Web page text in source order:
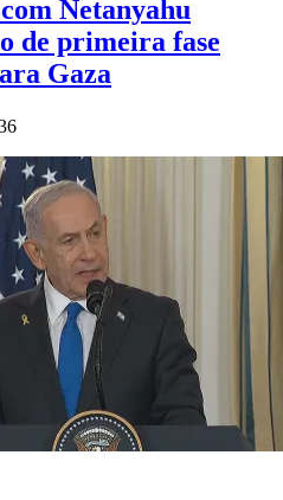
Netanyahu
de primeira fase
Gaza